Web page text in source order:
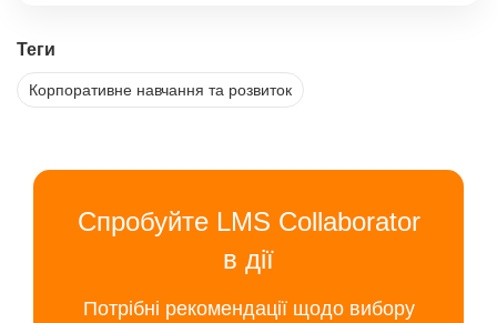
Теги
Корпоративне навчання та розвиток
Спробуйте LMS Collaborator
в дії
Потрібні рекомендації щодо вибору